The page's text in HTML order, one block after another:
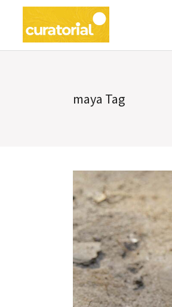
maya Tag